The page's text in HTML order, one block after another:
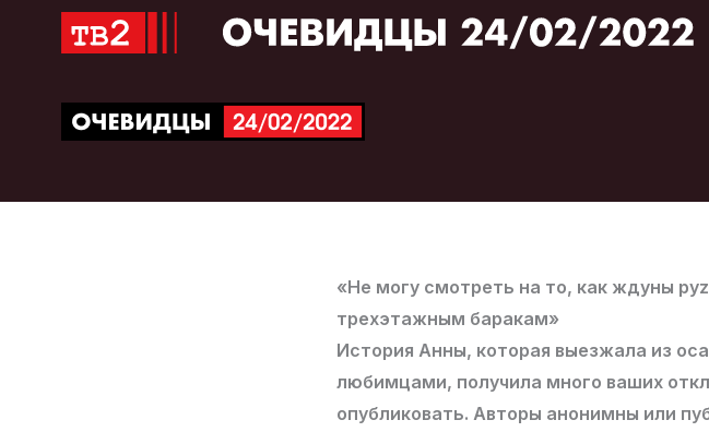
Перейти
«Не могу смотреть на то, как ждуны
трехэтажным баракам»
История Анны, которая выезжала из
любимцами, получила много ваших
опубликовать. Авторы анонимны или